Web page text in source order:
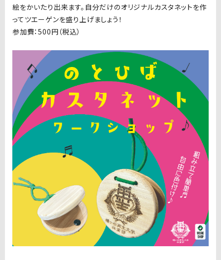
絵をかいたり出来ます。自分だけのオリジナルカスタネットを作
ってツエーゲンを盛り上げましょう！
参加費：500円（税込）